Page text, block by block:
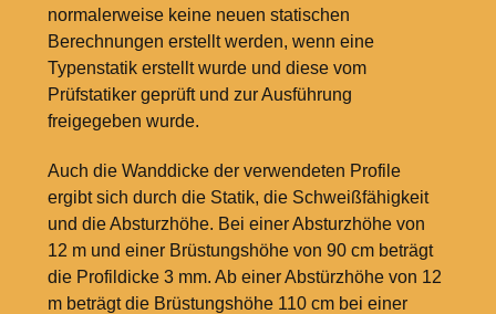
normalerweise keine neuen statischen
Berechnungen erstellt werden, wenn eine
Typenstatik erstellt wurde und diese vom
Prüfstatiker geprüft und zur Ausführung
freigegeben wurde.
Auch die Wanddicke der verwendeten Profile
ergibt sich durch die Statik, die Schweißfähigkeit
und die Absturzhöhe. Bei einer Absturzhöhe von
12 m und einer Brüstungshöhe von 90 cm beträgt
die Profildicke 3 mm. Ab einer Abstürzhöhe von 12
m beträgt die Brüstungshöhe 110 cm bei einer